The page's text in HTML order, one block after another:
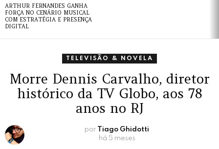
ARTHUR FERNANDES GANHA
FORÇA NO CENÁRIO MUSICAL
COM ESTRATÉGIA E PRESENÇA
DIGITAL
TELEVISÃO & NOVELA
Morre Dennis Carvalho, diretor
histórico da TV Globo, aos 78
anos no RJ
por
Tiago Ghidotti
há 5 meses